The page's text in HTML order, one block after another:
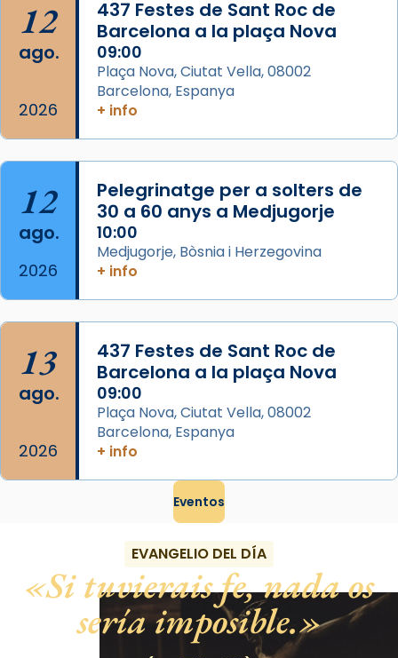
partir de l’Edat Mitjana sorgeix la tradició
que les santes Juliana (“relatiu a Júlia”) i
Semproniana (“relatiu a Semprònia =
eterna”) són deixebles seves. I l’any 1667, el
frare Joan Gaspar Roig, afirma en una obra
que les santes són filles de l’antiga Iluro.
Mataró en reivindicarà les relíq
Foto
View on Facebook ·
12
ago.
2026
437 Festes de Sant Roc de
Barcelona a la plaça Nova
09:00
Plaça Nova, Ciutat Vella, 08002
Barcelona, Espanya
+ info
12
ago.
2026
Pelegrinatge per a solters de
30 a 60 anys a Medjugorje
10:00
Medjugorje, Bòsnia i Herzegovina
+ info
13
ago.
2026
437 Festes de Sant Roc de
Barcelona a la plaça Nova
09:00
Plaça Nova, Ciutat Vella, 08002
Barcelona, Espanya
+ info
Eventos
EVANGELIO DEL DÍA
Si tuvierais fe, nada os
sería imposible.